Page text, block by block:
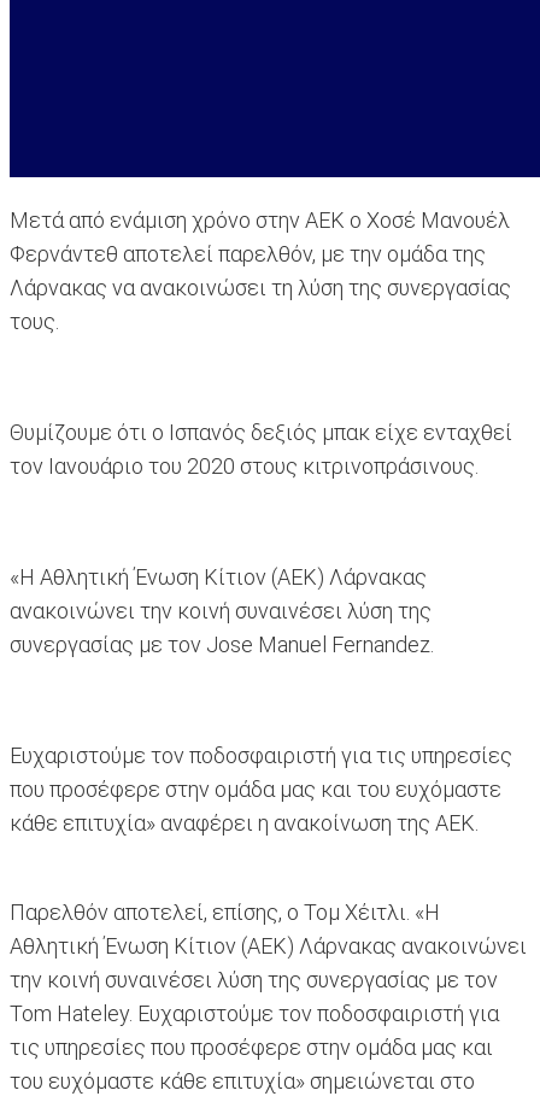
Μετά από ενάμιση χρόνο στην ΑΕΚ ο Χοσέ Μανουέλ
Φερνάντεθ αποτελεί παρελθόν, με την ομάδα της
Λάρνακας να ανακοινώσει τη λύση της συνεργασίας
τους.
Θυμίζουμε ότι ο Ισπανός δεξιός μπακ είχε ενταχθεί
τον Ιανουάριο του 2020 στους κιτρινοπράσινους.
«Η Αθλητική Ένωση Κίτιον (ΑΕΚ) Λάρνακας
ανακοινώνει την κοινή συναινέσει λύση της
συνεργασίας με τον Jose Manuel Fernandez.
Ευχαριστούμε τον ποδοσφαιριστή για τις υπηρεσίες
που προσέφερε στην ομάδα μας και του ευχόμαστε
κάθε επιτυχία» αναφέρει η ανακοίνωση της ΑΕΚ.
Παρελθόν αποτελεί, επίσης, ο Τομ Χέιτλι. «Η
Αθλητική Ένωση Κίτιον (ΑΕΚ) Λάρνακας ανακοινώνει
την κοινή συναινέσει λύση της συνεργασίας με τον
Tom Hateley. Ευχαριστούμε τον ποδοσφαιριστή για
τις υπηρεσίες που προσέφερε στην ομάδα μας και
του ευχόμαστε κάθε επιτυχία» σημειώνεται στο